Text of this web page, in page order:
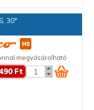
30°
megvásárolható
Ft